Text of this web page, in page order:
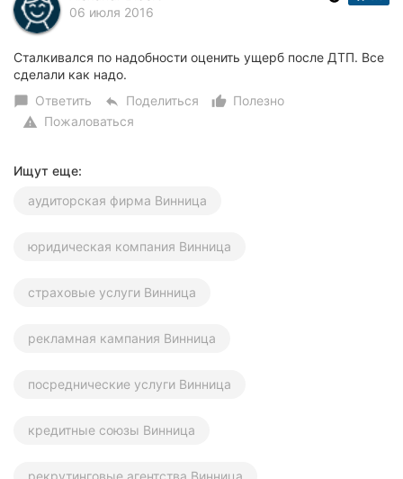
06 июля 2016
Сталкивался по надобности оценить ущерб после ДТП. Все
сделали как надо.
chat_bubble Ответить reply Поделиться thumb_up_alt
Полезно
warning Пожаловаться
Ищут еще:
аудиторская фирма Винница
юридическая компания Винница
страховые услуги Винница
рекламная кампания Винница
посреднические услуги Винница
кредитные союзы Винница
рекрутинговые агентства Винница